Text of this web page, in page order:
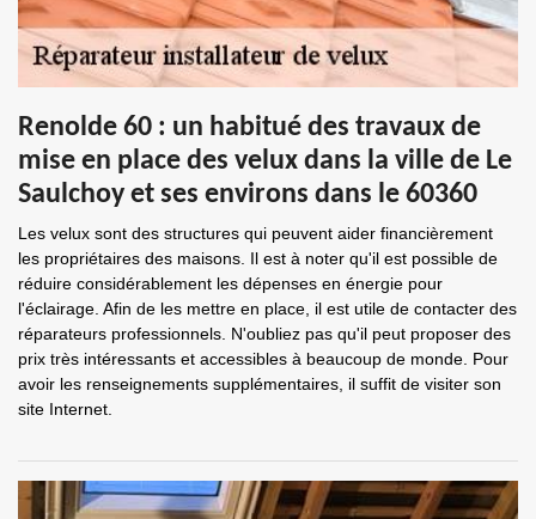
Renolde 60 : un habitué des travaux de
mise en place des velux dans la ville de Le
Saulchoy et ses environs dans le 60360
Les velux sont des structures qui peuvent aider financièrement
les propriétaires des maisons. Il est à noter qu'il est possible de
réduire considérablement les dépenses en énergie pour
l'éclairage. Afin de les mettre en place, il est utile de contacter des
réparateurs professionnels. N'oubliez pas qu'il peut proposer des
prix très intéressants et accessibles à beaucoup de monde. Pour
avoir les renseignements supplémentaires, il suffit de visiter son
site Internet.